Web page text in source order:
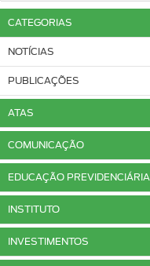
CATEGORIAS
NOTÍCIAS
PUBLICAÇÕES
ATAS
COMUNICAÇÃO
EDUCAÇÃO PREVIDENCIÁRIA
INSTITUTO
INVESTIMENTOS